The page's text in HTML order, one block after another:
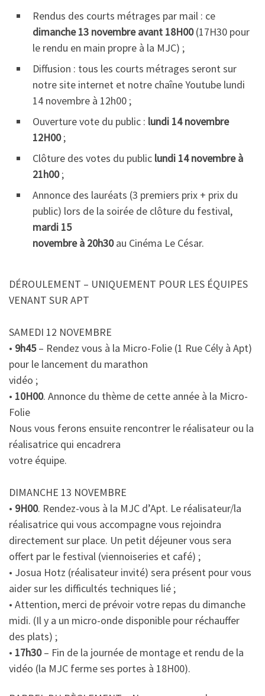
Rendus des courts métrages par mail : ce
dimanche 13 novembre avant 18H00(17H30 pour
le rendu en main propre à la MJC) ;
Diffusion : tous les courts métrages seront sur
notre site internet et notre chaîne Youtube lundi
14 novembre à 12h00 ;
Ouverture vote du public : lundi 14 novembre
12H00;
Clôture des votes du public lundi 14 novembre à
21h00;
Annonce des lauréats (3 premiers prix + prix du
public) lors de la soirée de clôture du festival,
mardi 15
novembre à 20h30au Cinéma Le César.
DÉROULEMENT – UNIQUEMENT POUR LES ÉQUIPES
VENANT SUR APT
SAMEDI 12 NOVEMBRE
• 9h45– Rendez vous à la Micro-Folie (1 Rue Cély à Apt)
pour le lancement du marathon
vidéo ;
• 10H00. Annonce du thème de cette année à la Micro-
Folie
Nous vous ferons ensuite rencontrer le réalisateur ou la
réalisatrice qui encadrera
votre équipe.
DIMANCHE 13 NOVEMBRE
• 9H00. Rendez-vous à la MJC d’Apt. Le réalisateur/la
réalisatrice qui vous accompagne vous rejoindra
directement sur place. Un petit déjeuner vous sera
offert par le festival (viennoiseries et café) ;
• Josua Hotz (réalisateur invité) sera présent pour vous
aider sur les difficultés techniques lié ;
• Attention, merci de prévoir votre repas du dimanche
midi. (Il y a un micro-onde disponible pour réchauffer
des plats) ;
• 17h30– Fin de la journée de montage et rendu de la
vidéo (la MJC ferme ses portes à 18H00).